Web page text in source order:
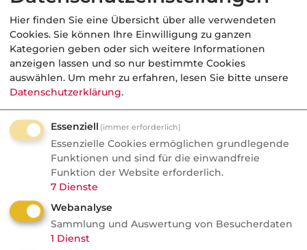
Milliarden Euro Umsatz. Gemessen an einer
Großbank sei das, frei nach einem bekannten
Bank-CEO, weiterhin"Peanuts", zeige aber,
dass Fintechs im Finanzsystem angekommen
sind und nicht mehr verschwinden.
SpaceX-Börsengang: Geschickte
Finanzmathematik mit Dotcom-
Déjà-vu
Zum Abschluss ordnen beide den
als historisches Ereignis ein. Die Bewertung
liegt bei 1,75 bis 2 Billionen US-Dollar, also
etwas weniger als der gesamte DAX, bei
Hier finden Sie eine Übersicht über alle verwendeten
Cookies. Sie können Ihre Einwilligung zu ganzen
Kategorien geben oder sich weitere Informationen
anzeigen lassen und so nur bestimmte Cookies
auswählen. Um mehr zu erfahren, lesen Sie bitte unsere
Datenschutzerklärung.
Essenziell (immer erforderlich)
Essenzielle Cookies ermöglichen grundlegende
Funktionen und sind für die einwandfreie
Funktion der Website erforderlich.
7 Dienste
Webanalyse
Sammlung und Auswertung von Besucherdaten
1 Dienst